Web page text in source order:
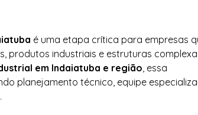
é uma etapa crítica para empresas
produtos industriais e estruturas
em Indaiatuba e região , essa
planejamento técnico, equipe